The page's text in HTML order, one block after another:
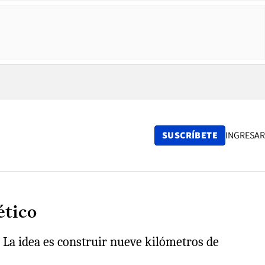
SUSCRÍBETE INGRESAR
idea es construir nueve kilómetros de